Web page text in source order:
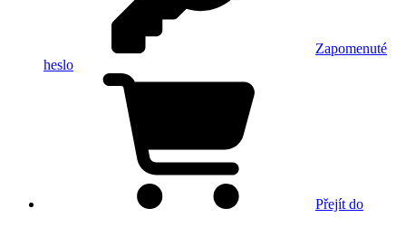
Zapomenuté
heslo
Přejít do